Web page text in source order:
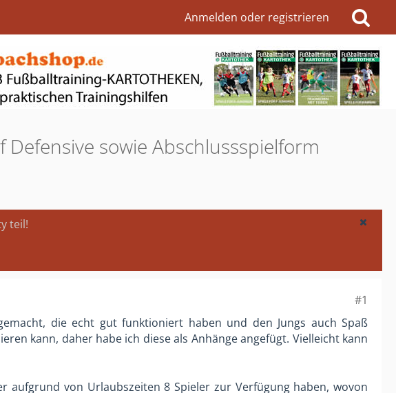
Anmelden oder registrieren
sowie Abschlussspielform
teil!
#1
die echt gut funktioniert haben und den Jungs auch Spaß
kann, daher habe ich diese als Anhänge angefügt. Vielleicht kann
von Urlaubszeiten 8 Spieler zur Verfügung haben, wovon